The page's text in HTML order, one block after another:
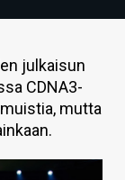
julkaisun
CDNA3-
mutta